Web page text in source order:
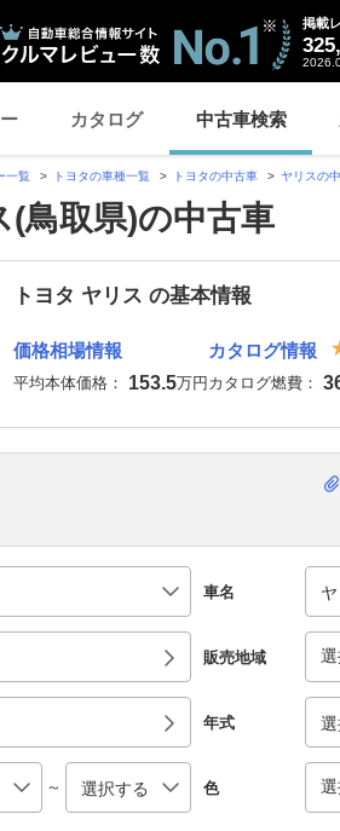
掲載
カタログ 中古車検索
一覧 トヨタの車種一覧 トヨタの中古車 ヤリスの
(鳥取県)の中古車
トヨタ ヤリス の基本情報
価格相場情報
平均本体価格： 153.5万円
カタログ情報
カタログ燃費：
車名
販売地域
年式
～ 色